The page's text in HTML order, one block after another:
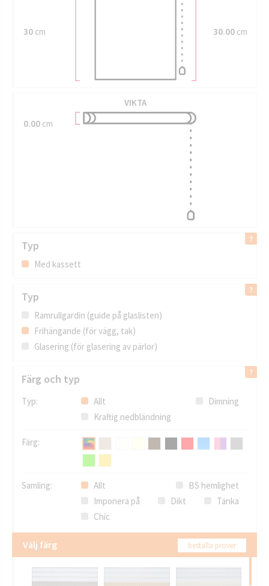
30 cm 30.00cm
VIKTA
0.00 cm
Typ
Med kassett
Typ
Ramrullgardin (guide på glaslisten)
Frihängande (för vägg, tak)
Glasering (för glasering av pärlor)
Färg och typ
Typ: Allt
Dimning
Kraftig nedbländning
Färg:
Samling: Allt
BS hemlighet
Imponera på
Dikt
Tänka
Chic
Välj färg beställa prover